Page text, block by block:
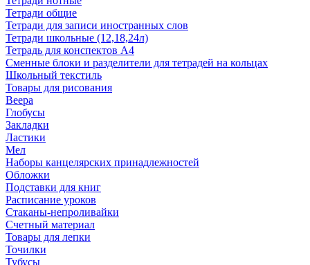
Тетради общие
Тетради для записи иностранных слов
Тетради школьные (12,18,24л)
Тетрадь для конспектов А4
Сменные блоки и разделители для тетрадей на кольцах
Школьный текстиль
Товары для рисования
Веера
Глобусы
Закладки
Ластики
Мел
Наборы канцелярских принадлежностей
Обложки
Подставки для книг
Расписание уроков
Стаканы-непроливайки
Счетный материал
Товары для лепки
Точилки
Тубусы